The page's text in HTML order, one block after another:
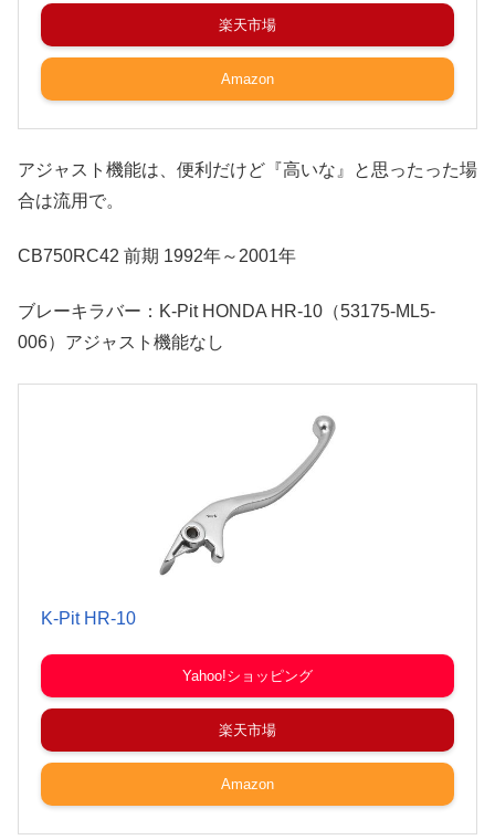
楽天市場
Amazon
アジャスト機能は、便利だけど『高いな』と思ったった場
合は流用で。
CB750RC42 前期 1992年～2001年
ブレーキラバー：K-Pit HONDA HR-10（53175-ML5-
006）アジャスト機能なし
K-Pit HR-10
Yahoo!ショッピング
楽天市場
Amazon